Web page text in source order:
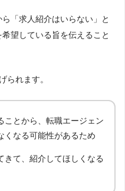
「求人紹介はいらない」と
望している旨を伝えること
られます。
ことから、転職エージェン
くなる可能性があるため
きて、紹介してほしくなる